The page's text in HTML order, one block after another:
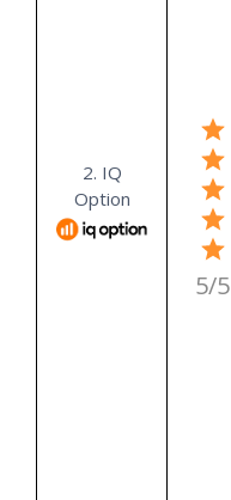
2. IQ
Option
5/5